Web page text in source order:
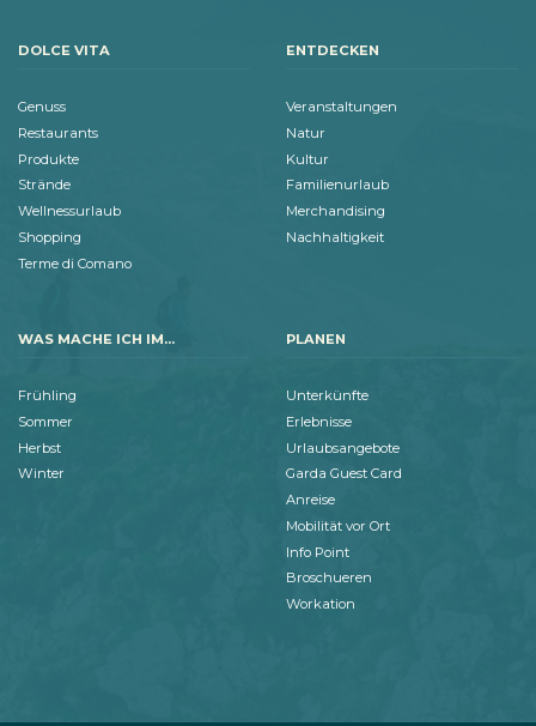
DOLCE VITA
Genuss
Restaurants
Produkte
Strände
Wellnessurlaub
Shopping
Terme di Comano
ENTDECKEN
Veranstaltungen
Natur
Kultur
Familienurlaub
Merchandising
Nachhaltigkeit
WAS MACHE ICH IM...
Frühling
Sommer
Herbst
Winter
PLANEN
Unterkünfte
Erlebnisse
Urlaubsangebote
Garda Guest Card
Anreise
Mobilität vor Ort
Info Point
Broschueren
Workation